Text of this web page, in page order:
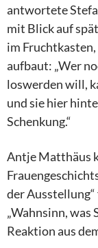
antwortete
mit Blick auf
im
aufbaut: „Wer
loswerden will,
und sie hier
Schenkung.“
Antje Matthäus
der
„Wahnsinn, was
Reaktion aus